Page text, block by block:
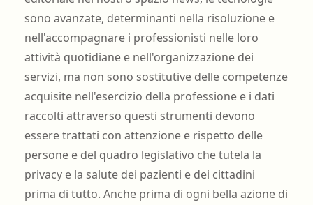
sono avanzate, determinanti nella risoluzione e
nell'accompagnare i professionisti nelle loro
attività quotidiane e nell'organizzazione dei
servizi, ma non sono sostitutive delle competenze
acquisite nell'esercizio della professione e i dati
raccolti attraverso questi strumenti devono
essere trattati con attenzione e rispetto delle
persone e del quadro legislativo che tutela la
privacy e la salute dei pazienti e dei cittadini
prima di tutto. Anche prima di ogni bella azione di